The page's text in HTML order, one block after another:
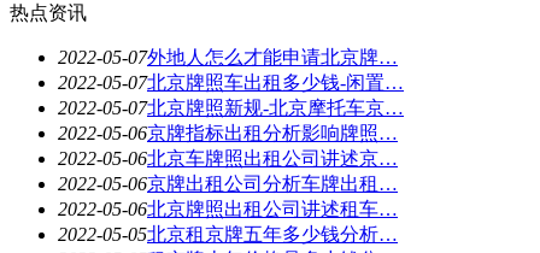
热点资讯
2022-05-07外地人怎么才能申请北京牌…
2022-05-07北京牌照车出租多少钱-闲置…
2022-05-07北京牌照新规-北京摩托车京…
2022-05-06京牌指标出租分析影响牌照…
2022-05-06北京车牌照出租公司讲述京…
2022-05-06京牌出租公司分析车牌出租…
2022-05-06北京牌照出租公司讲述租车…
2022-05-05北京租京牌五年多少钱分析…